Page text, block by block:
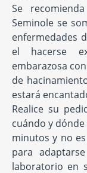
Se
Seminole se
enfermedades
el hacerse
embarazosa
de
estará
Realice su
cuándo y
minutos y no
para
laboratorio en